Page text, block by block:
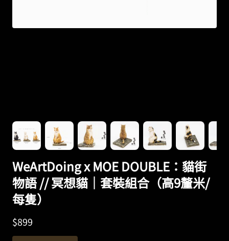
WeArtDoing x MOE DOUBLE：貓街
物語 // 冥想貓｜套裝組合（高9釐米/
每隻）
$899